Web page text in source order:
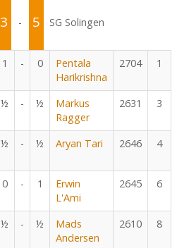
3 - 5 SG Solingen
1 - 0
Pentala
Harikrishna
2704 1
½ - ½
Markus
Ragger
2631 3
½ - ½ Aryan Tari 2646 4
0 - 1
Erwin
L'Ami
2645 6
½ - ½
Mads
Andersen
2610 8